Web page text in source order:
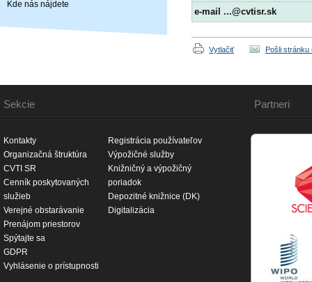
Kde nás nájdete
e-mail ...@cvtisr.sk
Vytlačiť Pošli stránku
Sekcie
Kontakty
Organizačná štruktúra
CVTI SR
Cenník poskytovaných
služieb
Verejné obstarávanie
Prenájom priestorov
Spýtajte sa
GDPR
Vyhlásenie o prístupnosti
Registrácia používateľov
Výpožičné služby
Knižničný a výpožičný
poriadok
Depozitné knižnice (DK)
Digitalizácia
Partneri